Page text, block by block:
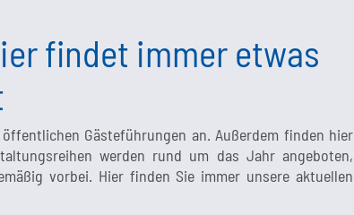
findet immer etwas
Gästeführungen an. Außerdem finden hier
werden rund um das Jahr angeboten,
vorbei. Hier finden Sie immer unsere aktuellen